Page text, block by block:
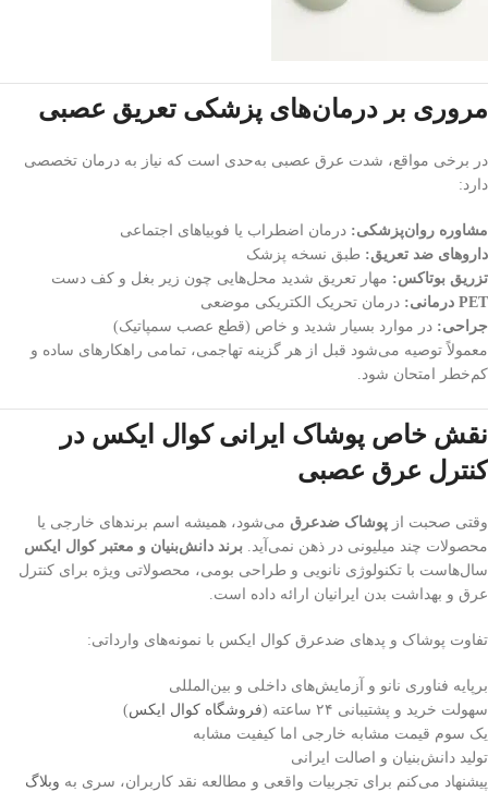
مروری بر درمان‌های پزشکی تعریق عصبی
در برخی مواقع، شدت عرق عصبی به‌حدی است که نیاز به درمان تخصصی
دارد:
مشاوره روان‌پزشکی: درمان اضطراب یا فوبیاهای اجتماعی
داروهای ضد تعریق: طبق نسخه پزشک
تزریق بوتاکس: مهار تعریق شدید محل‌هایی چون زیر بغل و کف دست
PET درمانی:
درمان تحریک الکتریکی موضعی
جراحی: در موارد بسیار شدید و خاص (قطع عصب سمپاتیک)
معمولاً توصیه می‌شود قبل از هر گزینه تهاجمی، تمامی راهکارهای ساده و
کم‌خطر امتحان شود.
نقش خاص پوشاک ایرانی کوال ایکس در
کنترل عرق عصبی
وقتی صحبت از پوشاک ضدعرق می‌شود، همیشه اسم برندهای خارجی یا
محصولات چند میلیونی در ذهن نمی‌آید. برند دانش‌بنیان و معتبر کوال ایکس
سال‌هاست با تکنولوژی نانویی و طراحی بومی، محصولاتی ویژه برای کنترل
عرق و بهداشت بدن ایرانیان ارائه داده است.
تفاوت پوشاک و پدهای ضدعرق کوال ایکس با نمونه‌های وارداتی:
برپایه فناوری نانو و آزمایش‌های داخلی و بین‌المللی
سهولت خرید و پشتیبانی ۲۴ ساعته (
فروشگاه کوال ایکس)
یک سوم قیمت مشابه خارجی اما کیفیت مشابه
تولید دانش‌بنیان و اصالت ایرانی
پیشنهاد می‌کنم برای تجربیات واقعی و مطالعه نقد کاربران، سری به وبلاگ